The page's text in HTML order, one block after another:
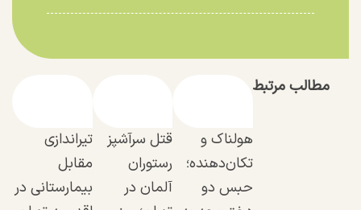
مطالب مرتبط
هولناک و
تکان‌دهنده؛
حبس دو
قتل سرآشپز
رستوران
آلمان در
تیراندازی
مقابل
بیمارستانی در